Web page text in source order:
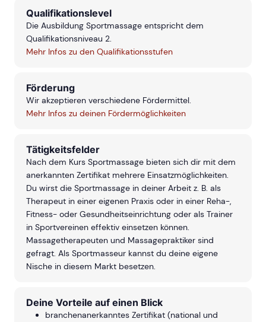
Qualifikationslevel
Die Ausbildung Sportmassage entspricht dem
Qualifikationsniveau 2.
Mehr Infos zu den Qualifikationsstufen
Förderung
Wir akzeptieren verschiedene Fördermittel.
Mehr Infos zu deinen Fördermöglichkeiten
Tätigkeitsfelder
Nach dem Kurs Sportmassage bieten sich dir mit dem
anerkannten Zertifikat mehrere Einsatzmöglichkeiten.
Du wirst die Sportmassage in deiner Arbeit z. B. als
Therapeut in einer eigenen Praxis oder in einer Reha-,
Fitness- oder Gesundheitseinrichtung oder als Trainer
in Sportvereinen effektiv einsetzen können.
Massagetherapeuten und Massagepraktiker sind
gefragt. Als Sportmasseur kannst du deine eigene
Nische in diesem Markt besetzen.
Deine Vorteile auf einen Blick
branchenanerkanntes Zertifikat (national und